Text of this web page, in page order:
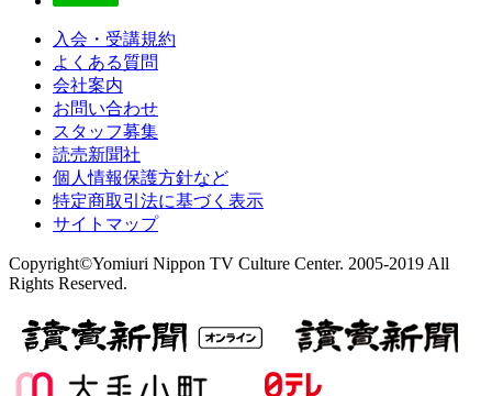
入会・受講規約
よくある質問
会社案内
お問い合わせ
スタッフ募集
読売新聞社
個人情報保護方針など
特定商取引法に基づく表示
サイトマップ
Copyright©Yomiuri Nippon TV Culture Center. 2005-2019 All
Rights Reserved.